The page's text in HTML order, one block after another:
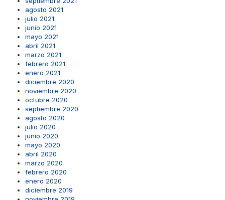
agosto 2021
julio 2021
junio 2021
mayo 2021
abril 2021
marzo 2021
febrero 2021
enero 2021
diciembre 2020
noviembre 2020
octubre 2020
septiembre 2020
agosto 2020
julio 2020
junio 2020
mayo 2020
abril 2020
marzo 2020
febrero 2020
enero 2020
diciembre 2019